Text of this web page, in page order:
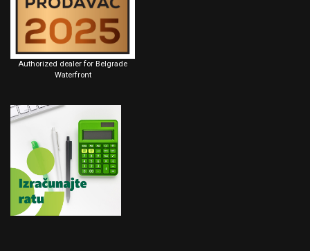
Authorized dealer for Belgrade
Waterfront